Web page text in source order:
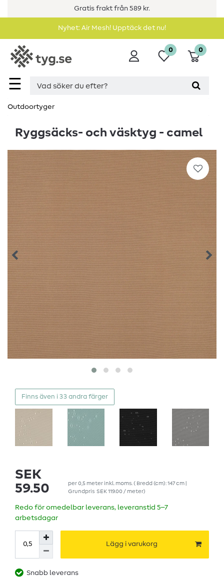
Gratis frakt från 589 kr.
Nyhet: Air Mesh! Upptäck det nu!
☰
0 0
Outdoortyger
Ryggsäcks- och väsktyg - camel
Finns även i 33 andra färger
SEK
59.50
per0,5 meterinkl. moms. ( Bredd (cm): 147 cm |
Grundpris SEK 119.00 / meter)
Redo för omedelbar leverans, leveranstid 5–7
arbetsdagar
Lägg i varukorg
Snabb leverans